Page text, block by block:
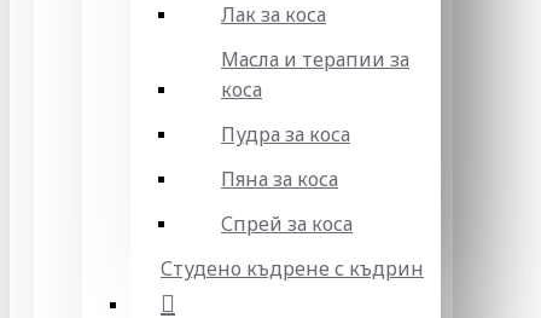
Лак за коса
Масла и терапии за
коса
Пудра за коса
Пяна за коса
Спрей за коса
Студено къдрене с къдрин